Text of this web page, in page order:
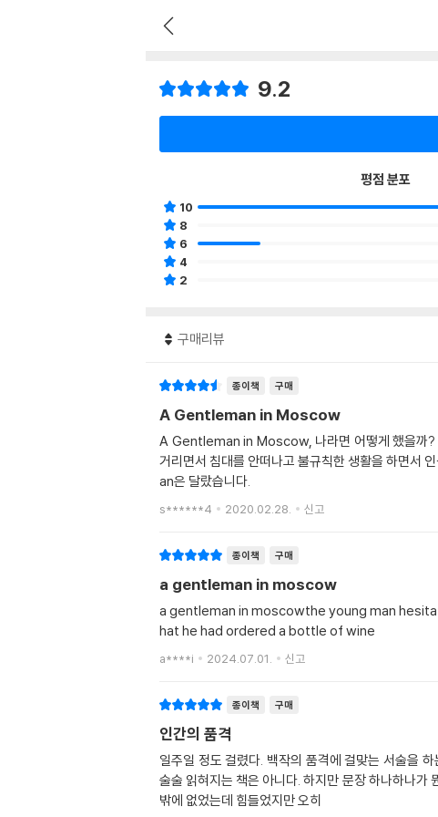
9.2
평점 분포
10
8
6
4
2
구매리뷰
종이책 구매
A Gentleman in Moscow
A Gentleman in Moscow, 나라면 어떻게 했을까?
거리면서 침대를 안떠나고 불규칙한 생활을 하면서
an은 달랐습니다.
s******4 2020.02.28. 신고
종이책 구매
a gentleman in moscow
a gentleman in moscowthe young man
hat he had ordered a bottle of wine
a****i 2024.07.01. 신고
종이책 구매
인간의 품격
일주일 정도 걸렸다. 백작의 품격에 걸맞는 서술을
술술 읽혀지는 책은 아니다. 하지만 문장 하나하나가
밖에 없었는데 힘들었지만 오히